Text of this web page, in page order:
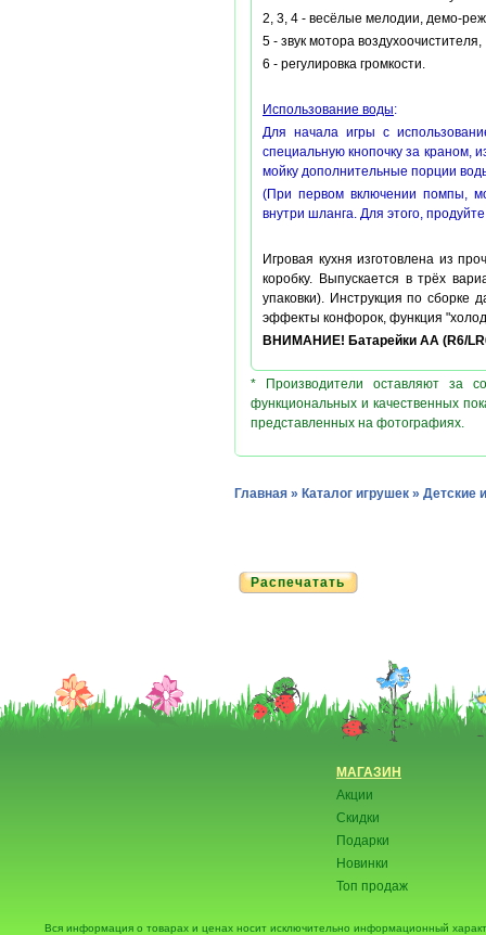
2, 3, 4 - весёлые мелодии, демо-
5 - звук мотора воздухоочистителя,
6 - регулировка громкости.
Использование воды:
Для начала игры с
специальную кнопочку за краном,
мойку дополнительные порции
(При первом включении помпы,
внутри шланга. Для этого,
Игровая кухня изготовлена из
коробку. Выпускается в трёх
упаковки). Инструкция по сборке
эффекты конфорок, функция
ВНИМАНИЕ! Батарейки АА (R6/
* Производители оставляют за
функциональных и качественных
представленных на фотографиях.
Главная » Каталог игрушек » Детские
Распечатать
МАГАЗИН
Акции
Скидки
Подарки
Новинки
Топ продаж
Вся информация о товарах и ценах носит исключительно информационный